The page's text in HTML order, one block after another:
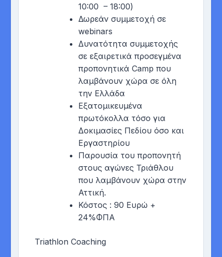
10:00 – 18:00)
Δωρεάν συμμετοχή σε
webinars
Δυνατότητα συμμετοχής
σε εξαιρετικά προσεγμένα
προπονητικά Camp που
λαμβάνουν χώρα σε όλη
την Ελλάδα
Εξατομικευμένα
πρωτόκολλα τόσο για
Δοκιμασίες Πεδίου όσο και
Εργαστηρίου
Παρουσία του προπονητή
στους αγώνες Τριάθλου
που λαμβάνουν χώρα στην
Αττική.
Κόστος : 90 Ευρώ +
24%ΦΠΑ
Triathlon Coaching